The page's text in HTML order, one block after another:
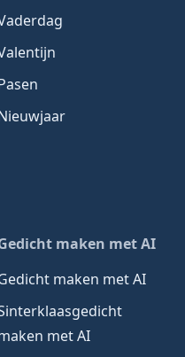
maken met AI
maken met AI
met AI